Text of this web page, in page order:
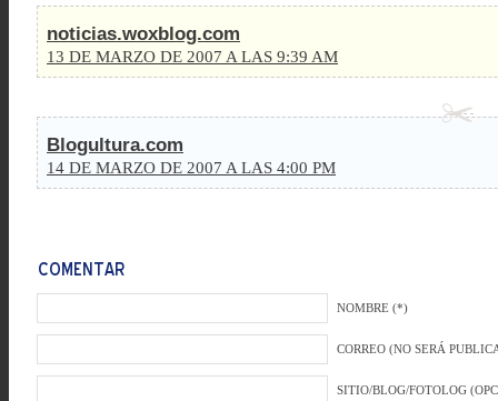
noticias.woxblog.com
13 DE MARZO DE 2007 A LAS 9:39 AM
Blogultura.com
14 DE MARZO DE 2007 A LAS 4:00 PM
NOMBRE (*)
CORREO (NO SERÁ
SITIO/BLOG/FOTOLOG